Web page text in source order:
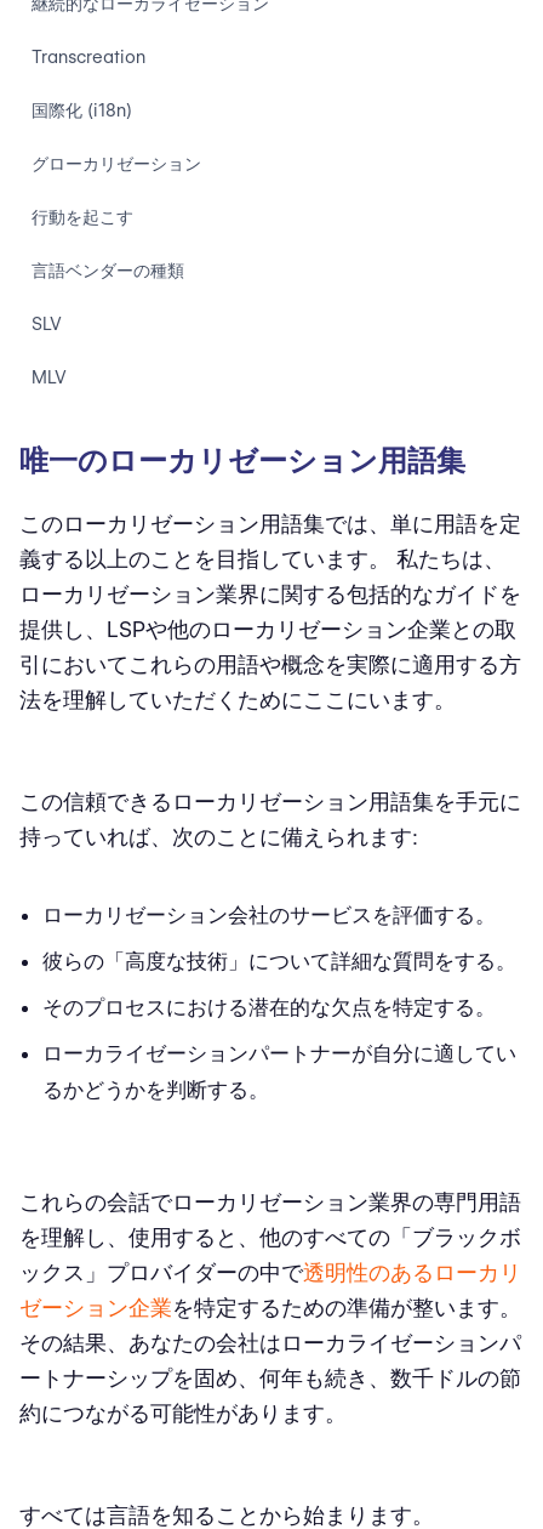
Transcreation
国際化 (i18n)
グローカリゼーション
行動を起こす
言語ベンダーの種類
SLV
MLV
行動を起こす
ツールと技術
CATツール
Strings
アプリケーションプログラミングインターフェース (API)
LQA / FQA
行動を起こす
言語アセット
翻訳メモリ (TM)
用語データベース
スタイルガイド
アクションを起こす
ローカリゼーション用語集を活用する
唯一のローカリゼーション用語集
このローカリゼーション用語集では、単に用語を定
義する以上のことを目指しています。 私たちは、
ローカリゼーション業界に関する包括的なガイドを
提供し、LSPや他のローカリゼーション企業との取
引においてこれらの用語や概念を実際に適用する方
法を理解していただくためにここにいます。
この信頼できるローカリゼーション用語集を手元に
持っていれば、次のことに備えられます:
ローカリゼーション会社のサービスを評価する。
彼らの「高度な技術」について詳細な質問をする。
そのプロセスにおける潜在的な欠点を特定する。
ローカライゼーションパートナーが自分に適してい
るかどうかを判断する。
これらの会話でローカリゼーション業界の専門用語
を理解し、使用すると、他のすべての「ブラックボ
ックス」プロバイダーの中で透明性のあるローカリ
ゼーション企業を特定するための準備が整います。
その結果、あなたの会社はローカライゼーションパ
ートナーシップを固め、何年も続き、数千ドルの節
約につながる可能性があります。
すべては言語を知ることから始まります。